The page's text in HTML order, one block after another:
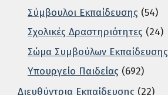
Σύμβουλοι Εκπαίδευσης (54)
Σχολικές Δραστηριότητες (24)
Σώμα Συμβούλων Εκπαίδευσης
Υπουργείο Παιδείας (692)
Διευθύντρια Εκπαίδευσης (22)